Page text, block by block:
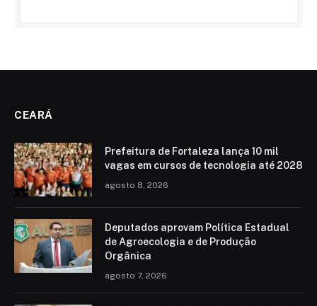
CEARÁ
Prefeitura de Fortaleza lança 10 mil
vagas em cursos de tecnologia até 2028
agosto 8, 2026
Deputados aprovam Política Estadual
de Agroecologia e de Produção
Orgânica
agosto 7, 2026